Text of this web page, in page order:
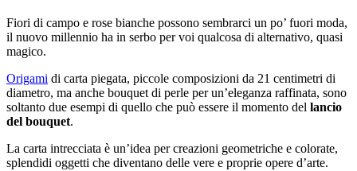
Fiori di campo e rose bianche possono sembrarci un po’ fuori moda,
il nuovo millennio ha in serbo per voi qualcosa di alternativo, quasi
magico.
Origami di carta piegata, piccole composizioni da 21 centimetri di
diametro, ma anche bouquet di perle per un’eleganza raffinata, sono
soltanto due esempi di quello che può essere il momento del lancio
del bouquet.
La carta intrecciata è un’idea per creazioni geometriche e colorate,
splendidi oggetti che diventano delle vere e proprie opere d’arte.